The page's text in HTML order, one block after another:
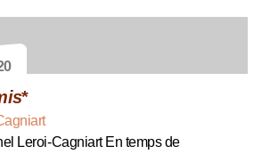
*
Leroi-Cagniart En temps de